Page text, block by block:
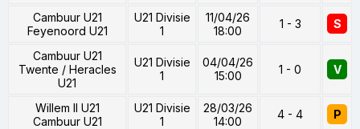
Cambuur U21
Feyenoord U21
U21 Divisie
1
11/04/26
18:00
1 - 3 S
Cambuur U21
Twente / Heracles
U21
U21 Divisie
1
04/04/26
15:00
1 - 0 V
Willem II U21
Cambuur U21
U21 Divisie
1
28/03/26
14:00
4 - 4 P